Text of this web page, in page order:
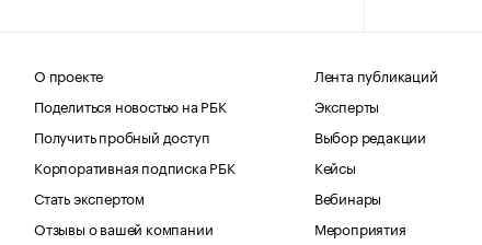
О проекте
Поделиться новостью на РБК
Получить пробный доступ
Корпоративная подписка РБК
Стать экспертом
Отзывы о вашей компании
Лента публикаций
Эксперты
Выбор редакции
Кейсы
Вебинары
Мероприятия